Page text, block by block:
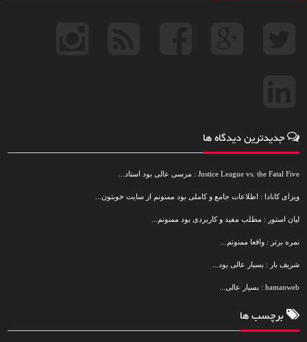
جدیدترین دیدگاه ها
Justice League vs. the Fatal Five : مرسی عالی بود استاد...
ویزای کانادا : اطلاعات جامع و کاملی بود ممنونم از سایت خوبتون...
لیان استور : مطلب مفید و کاربردی بود ممنونم...
نمره برتر : واقعا ممنونم...
شریف بار : بسیار عالی بود...
hamanweb : بسیار عالی...
برچسب ها